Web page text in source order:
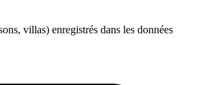
villas) enregistrés dans les données